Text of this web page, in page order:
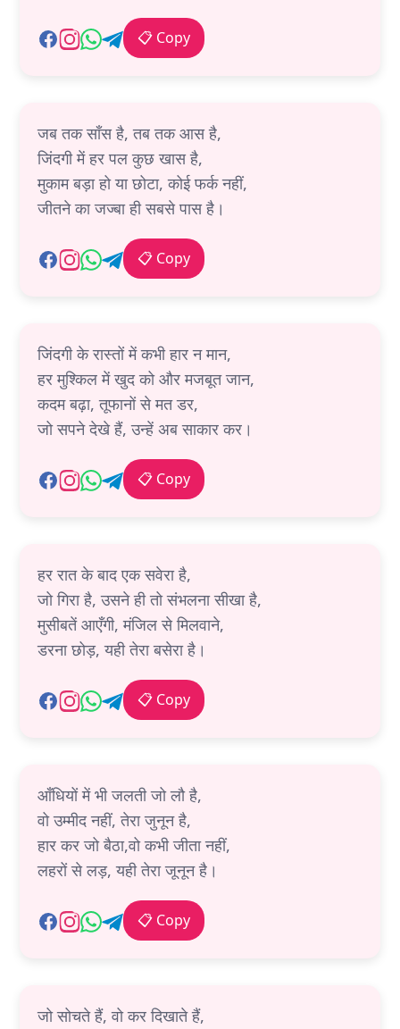
📋 Copy
जब तक साँस है, तब तक आस है,
जिंदगी में हर पल कुछ खास है,
मुकाम बड़ा हो या छोटा, कोई फर्क नहीं,
जीतने का जज्बा ही सबसे पास है।
📋 Copy
जिंदगी के रास्तों में कभी हार न मान,
हर मुश्किल में खुद को और मजबूत जान,
कदम बढ़ा, तूफानों से मत डर,
जो सपने देखे हैं, उन्हें अब साकार कर।
📋 Copy
हर रात के बाद एक सवेरा है,
जो गिरा है, उसने ही तो संभलना सीखा है,
मुसीबतें आएँगी, मंजिल से मिलवाने,
डरना छोड़, यही तेरा बसेरा है।
📋 Copy
आँधियों में भी जलती जो लौ है,
वो उम्मीद नहीं, तेरा जुनून है,
हार कर जो बैठा,वो कभी जीता नहीं,
लहरों से लड़, यही तेरा जूनून है।
📋 Copy
जो सोचते हैं, वो कर दिखाते हैं,